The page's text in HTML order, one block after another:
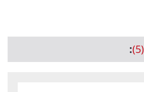
(5)
: